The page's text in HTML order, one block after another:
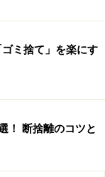
ミ捨て」を楽にす
！ 断捨離のコツと